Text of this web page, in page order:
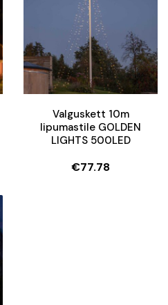
Valguskett 10m
lipumastile GOLDEN
LIGHTS 500LED
€77.78